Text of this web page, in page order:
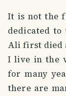
It is not the
dedicated to
Ali first died
I live in the
for many
there are